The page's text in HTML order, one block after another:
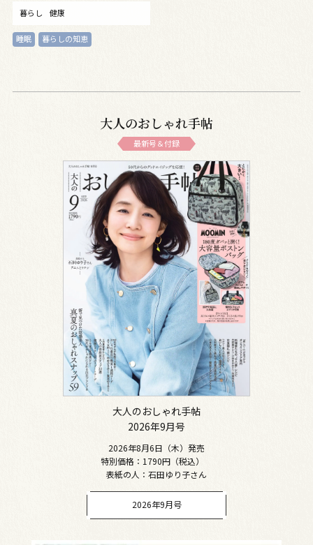
暮らし 健康
睡眠 暮らしの知恵
大人のおしゃれ手帖
最新号＆付録
大人のおしゃれ手帖
2026年9月号
2026年8月6日（木）発売
特別価格：1790円（税込）
表紙の人：石田ゆり子さん
2026年9月号